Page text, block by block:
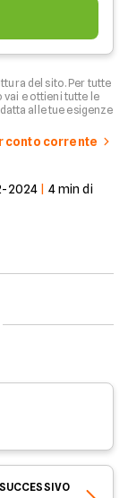
del sito. Per tutte
e ottieni tutte le
alle tue esigenze
conto corrente
2024 4min di
SUCCESSIVO